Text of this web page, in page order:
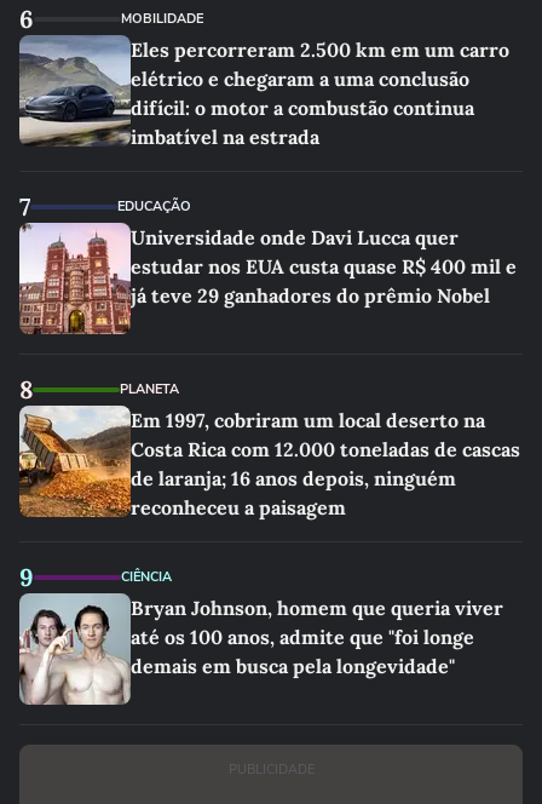
6 MOBILIDADE
Eles percorreram 2.500 km em um carro
elétrico e chegaram a uma conclusão
difícil: o motor a combustão continua
imbatível na estrada
7 EDUCAÇÃO
Universidade onde Davi Lucca quer
estudar nos EUA custa quase R$ 400 mil e
já teve 29 ganhadores do prêmio Nobel
8 PLANETA
Em 1997, cobriram um local deserto na
Costa Rica com 12.000 toneladas de cascas
de laranja; 16 anos depois, ninguém
reconheceu a paisagem
9 CIÊNCIA
Bryan Johnson, homem que queria viver
até os 100 anos, admite que "foi longe
demais em busca pela longevidade"
PUBLICIDADE